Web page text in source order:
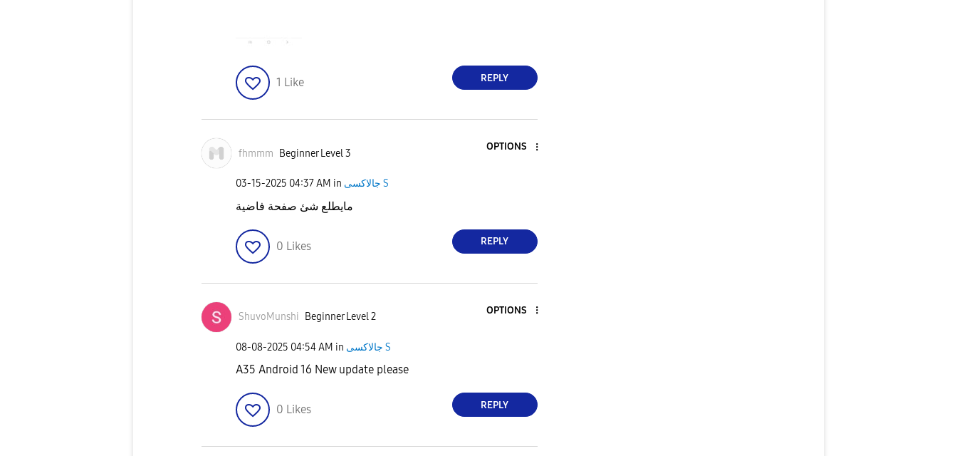
1 Like REPLY
fhmmm Beginner Level 3
OPTIONS
‎03-15-2025 04:37 AM in جالاكسى S
مايطلع شئ صفحة فاضية
0 Likes REPLY
ShuvoMunshi Beginner Level 2
OPTIONS
‎08-08-2025 04:54 AM in جالاكسى S
A35 Android 16 New update please
0 Likes REPLY